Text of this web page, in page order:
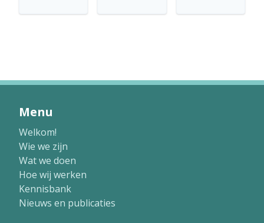
Menu
Welkom!
Wie we zijn
Wat we doen
Hoe wij werken
Kennisbank
Nieuws en publicaties